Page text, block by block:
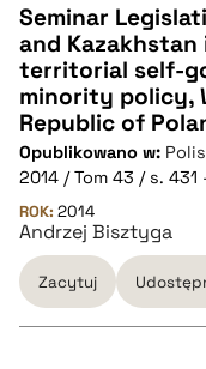
pobierz cytat
CZYSTY TEKST
pobierz cytat
BIBTEX
pobierz cytat
Seminar
and
territorial self-
minority policy,
Republic of
Opublikowano w:
2014 / Tom 43 / s. 431
ROK: 2014
Andrzej Bisztyga
Zacytuj